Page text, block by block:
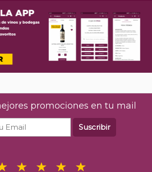
promociones en tu mail
Suscribir